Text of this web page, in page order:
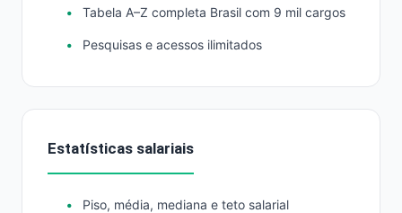
Tabela A–Z completa Brasil com 9 mil cargos
Pesquisas e acessos ilimitados
Estatísticas salariais
Piso, média, mediana e teto salarial